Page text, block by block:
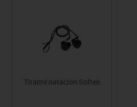
Tirante natacion Softee